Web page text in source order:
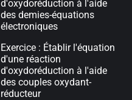
d'oxydoréduction à l'aide
des demies-équations
électroniques
Exercice : Établir l'équation
d'une réaction
d'oxydoréduction à l'aide
des couples oxydant-
réducteur